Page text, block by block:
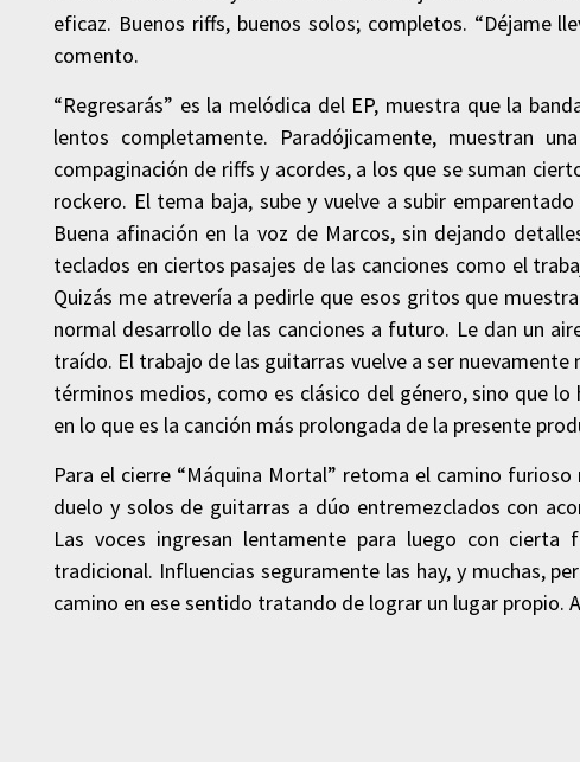
eficaz. Buenos riffs, buenos solos; completos. “Déjame
comento.
“Regresarás” es la melódica del EP, muestra que la
lentos completamente. Paradójicamente, muestran
compaginación de riffs y acordes, a los que se suman
rockero. El tema baja, sube y vuelve a subir
Buena afinación en la voz de Marcos, sin dejando
teclados en ciertos pasajes de las canciones como el
Quizás me atrevería a pedirle que esos gritos que
normal desarrollo de las canciones a futuro. Le dan un
traído. El trabajo de las guitarras vuelve a ser
términos medios, como es clásico del género, sino que
en lo que es la canción más prolongada de la presente
Para el cierre “Máquina Mortal” retoma el camino
duelo y solos de guitarras a dúo entremezclados con
Las voces ingresan lentamente para luego con
tradicional. Influencias seguramente las hay, y muchas,
camino en ese sentido tratando de lograr un lugar propio.